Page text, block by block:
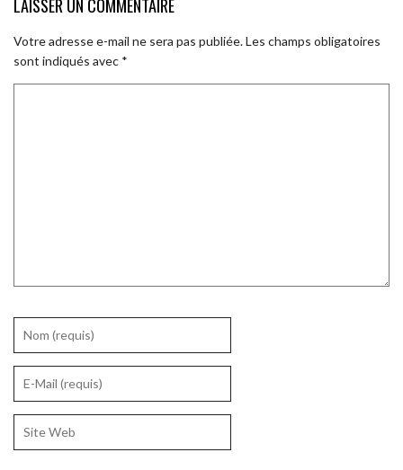
LAISSER UN COMMENTAIRE
Votre adresse e-mail ne sera pas publiée.Les champs obligatoires
sont indiqués avec *